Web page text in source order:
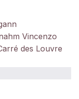
Vincenzo
des Louvre